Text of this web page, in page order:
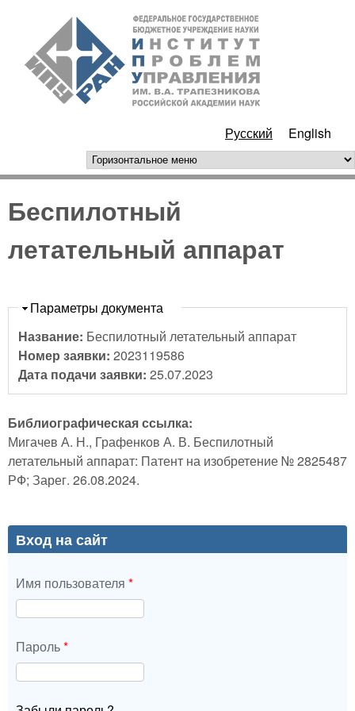
Перейти к основному
содержанию
РАН
Русский English
горизонтальное меню
Беспилотный
летательный аппарат
Скрыть
Параметры документа
Название: Беспилотный летательный аппарат
Номер заявки: 2023119586
Дата подачи заявки: 25.07.2023
Библиографическая ссылка:
Мигачев А. Н., Графенков А. В. Беспилотный
летательный аппарат: Патент на изобретение № 2825487
РФ; Зарег. 26.08.2024.
Вход на сайт
Имя пользователя *
Пароль*